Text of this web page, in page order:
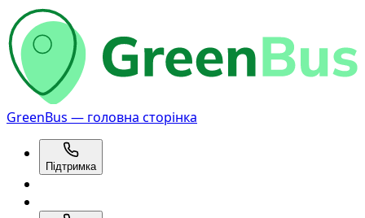
GreenBus — головна сторінка
Підтримка